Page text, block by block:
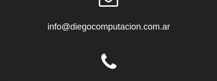
info@diegocomputacion.com.ar